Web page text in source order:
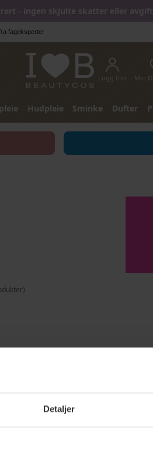
Detaljer
- ingen skjulte skatter eller
fageksperter
Logg Inn Min
Hudpleie Sminke Dufter